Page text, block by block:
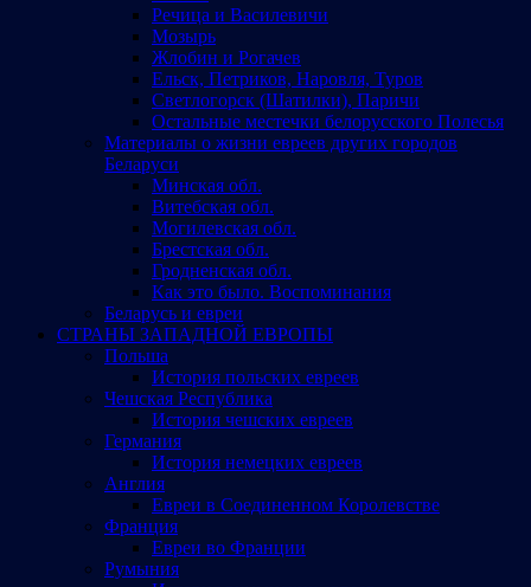
Речица и Василевичи
Мозырь
Жлобин и Рогачев
Ельск, Петриков, Наровля, Туров
Светлогорск (Шатилки), Паричи
Остальные местечки белорусского Полесья
Материалы о жизни евреев других городов
Беларуси
Минская обл.
Витебская обл.
Могилевская обл.
Брестская обл.
Гродненская обл.
Как это было. Воспоминания
Беларусь и евреи
СТРАНЫ ЗАПАДНОЙ ЕВРОПЫ
Польша
История польских евреев
Чешская Республика
История чешских евреев
Германия
История немецких евреев
Англия
Евреи в Соединенном Королевстве
Франция
Евреи во Франции
Румыния